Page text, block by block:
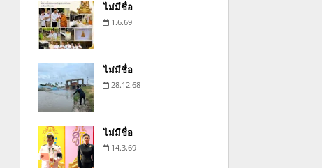
ไม่มีชื่อ
1.6.69
ไม่มีชื่อ
28.12.68
ไม่มีชื่อ
14.3.69